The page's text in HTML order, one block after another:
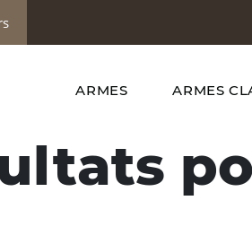
ARMES ARMES